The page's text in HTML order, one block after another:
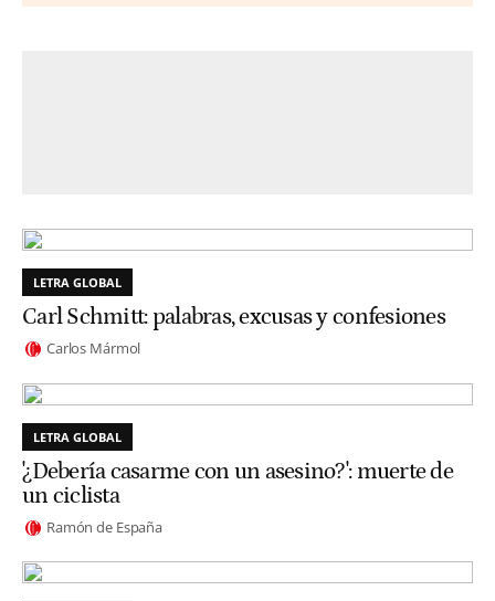
LETRA GLOBAL
Carl Schmitt: palabras, excusas y confesiones
Carlos Mármol
LETRA GLOBAL
'¿Debería casarme con un asesino?': muerte de
un ciclista
Ramón de España